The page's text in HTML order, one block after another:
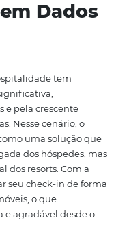
Tarifas
em
e hospitalidade
significativa,
e pela
Nesse